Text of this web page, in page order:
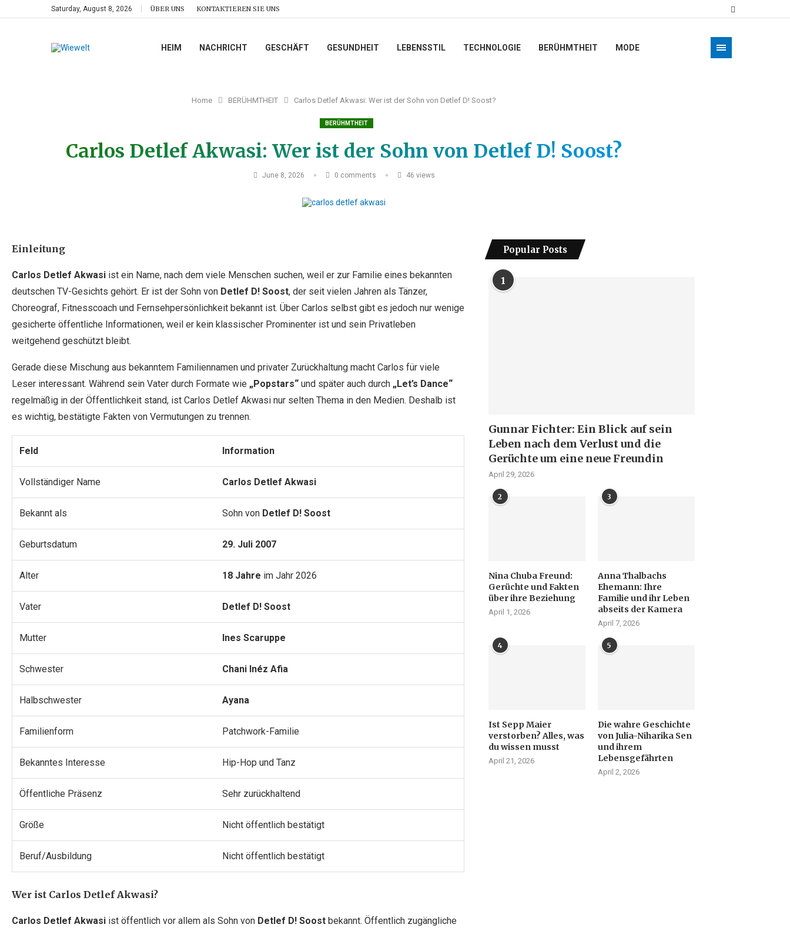
Saturday, August 8, 2026 ÜBER UNS KONTAKTIEREN SIE UNS
HEIM NACHRICHT GESCHÄFT GESUNDHEIT LEBENSSTIL TECHNOLOGIE BERÜHMTHEIT MODE
Home BERÜHMTHEIT Carlos Detlef Akwasi: Wer ist der Sohn von Detlef D! Soost?
BERÜHMTHEIT
Carlos Detlef Akwasi: Wer ist der Sohn von Detlef D! Soost?
June 8, 2026 0 comments 46 views
Einleitung
Carlos Detlef Akwasi ist ein Name, nach dem viele Menschen suchen, weil er zur Familie eines bekannten
deutschen TV-Gesichts gehört. Er ist der Sohn von Detlef D! Soost, der seit vielen Jahren als Tänzer,
Choreograf, Fitnesscoach und Fernsehpersönlichkeit bekannt ist. Über Carlos selbst gibt es jedoch nur wenige
gesicherte öffentliche Informationen, weil er kein klassischer Prominenter ist und sein Privatleben
weitgehend geschützt bleibt.
Gerade diese Mischung aus bekanntem Familiennamen und privater Zurückhaltung macht Carlos für viele
Leser interessant. Während sein Vater durch Formate wie „Popstars“ und später auch durch „Let’s Dance“
regelmäßig in der Öffentlichkeit stand, ist Carlos Detlef Akwasi nur selten Thema in den Medien. Deshalb ist
es wichtig, bestätigte Fakten von Vermutungen zu trennen.
Feld Information
Vollständiger Name Carlos Detlef Akwasi
Bekannt als Sohn von Detlef D! Soost
Geburtsdatum 29. Juli 2007
Alter 18 Jahre im Jahr 2026
Vater Detlef D! Soost
Mutter Ines Scaruppe
Schwester Chani Inéz Afia
Halbschwester Ayana
Familienform Patchwork-Familie
Bekanntes Interesse Hip-Hop und Tanz
Öffentliche Präsenz Sehr zurückhaltend
Größe Nicht öffentlich bestätigt
Beruf/Ausbildung Nicht öffentlich bestätigt
Wer ist Carlos Detlef Akwasi?
Carlos Detlef Akwasi ist öffentlich vor allem als Sohn von Detlef D! Soost bekannt. Öffentlich zugängliche
Popular Posts
1
Gunnar Fichter: Ein Blick auf sein
Leben nach dem Verlust und die
Gerüchte um eine neue Freundin
April 29, 2026
2
Nina Chuba Freund:
Gerüchte und Fakten
über ihre Beziehung
April 1, 2026
3
Anna Thalbachs
Ehemann: Ihre
Familie und ihr Leben
abseits der Kamera
April 7, 2026
4
Ist Sepp Maier
verstorben? Alles, was
du wissen musst
April 21, 2026
5
Die wahre Geschichte
von Julia-Niharika Sen
und ihrem
Lebensgefährten
April 2, 2026